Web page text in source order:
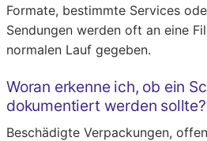
Formate, bestimmte Services
Sendungen werden oft an eine
normalen Lauf gegeben.
Woran erkenne ich, ob ein
dokumentiert werden sollte?
Beschädigte Verpackungen,